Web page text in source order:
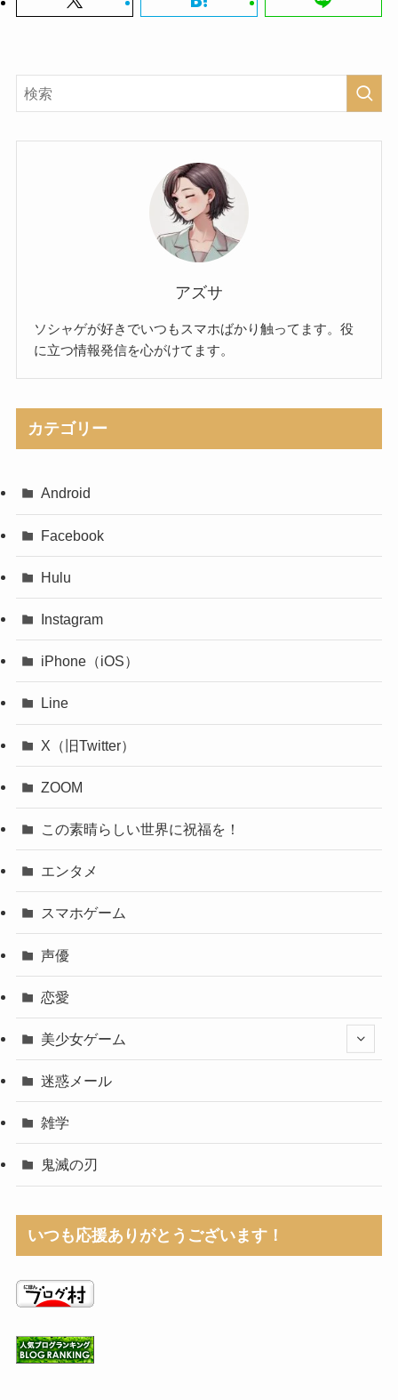
アズサ
ソシャゲが好きでいつもスマホばかり触ってます。役
に立つ情報発信を心がけてます。
カテゴリー
Android
Facebook
Hulu
Instagram
iPhone（iOS）
Line
X（旧Twitter）
ZOOM
この素晴らしい世界に祝福を！
エンタメ
スマホゲーム
声優
恋愛
美少女ゲーム
迷惑メール
雑学
鬼滅の刃
いつも応援ありがとうございます！